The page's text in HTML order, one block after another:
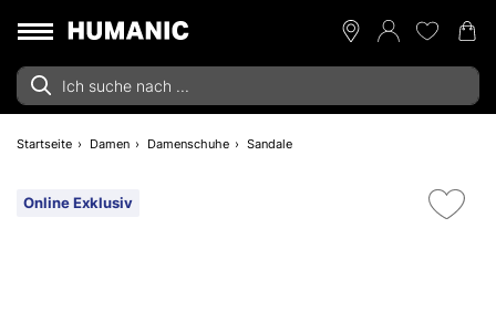
Startseite Damen Damenschuhe Sandale
Online Exklusiv